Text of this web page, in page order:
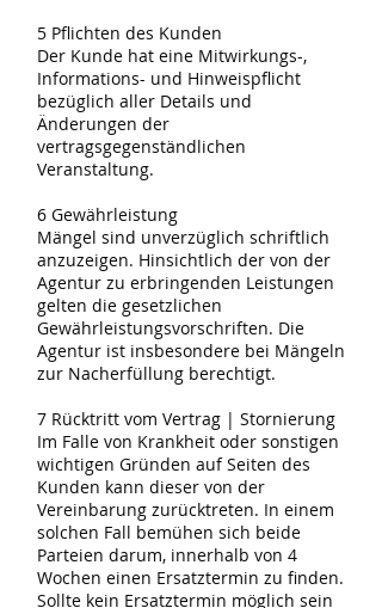
5 Pflichten des Kunden
Der Kunde hat eine Mitwirkungs-,
Informations- und Hinweispflicht
bezüglich aller Details und
Änderungen der
vertragsgegenständlichen
Veranstaltung.
6 Gewährleistung
Mängel sind unverzüglich schriftlich
anzuzeigen. Hinsichtlich der von der
Agentur zu erbringenden Leistungen
gelten die gesetzlichen
Gewährleistungsvorschriften. Die
Agentur ist insbesondere bei Mängeln
zur Nacherfüllung berechtigt.
7 Rücktritt vom Vertrag | Stornierung
Im Falle von Krankheit oder sonstigen
wichtigen Gründen auf Seiten des
Kunden kann dieser von der
Vereinbarung zurücktreten. In einem
solchen Fall bemühen sich beide
Parteien darum, innerhalb von 4
Wochen einen Ersatztermin zu finden.
Sollte kein Ersatztermin möglich sein